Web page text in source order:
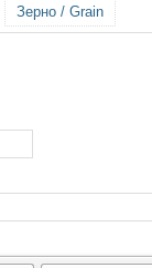
Зерно / Grain